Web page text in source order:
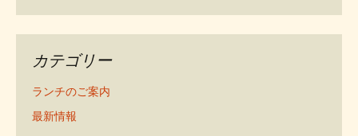
カテゴリー
ランチのご案内
最新情報